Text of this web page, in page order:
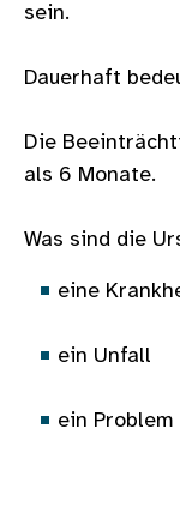
sein.
Dauerhaft
Die
als 6 Monate.
Was sind die
eine
ein Unfall
ein Problem